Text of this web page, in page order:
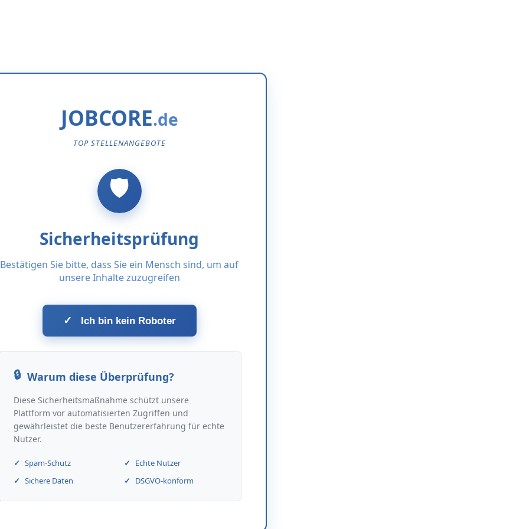
JOBCORE
TOP STELLENANGEBOTE
Sicherheitsprüfung
Bestätigen Sie bitte, dass Sie ein Mensch sind, um auf
unsere Inhalte zuzugreifen
✓ Ich bin kein Roboter
Warum diese Überprüfung?
Diese Sicherheitsmaßnahme schützt unsere
Plattform vor automatisierten Zugriffen und
gewährleistet die beste Benutzererfahrung für echte
Nutzer.
Spam-Schutz
Echte Nutzer
Sichere Daten
DSGVO-konform